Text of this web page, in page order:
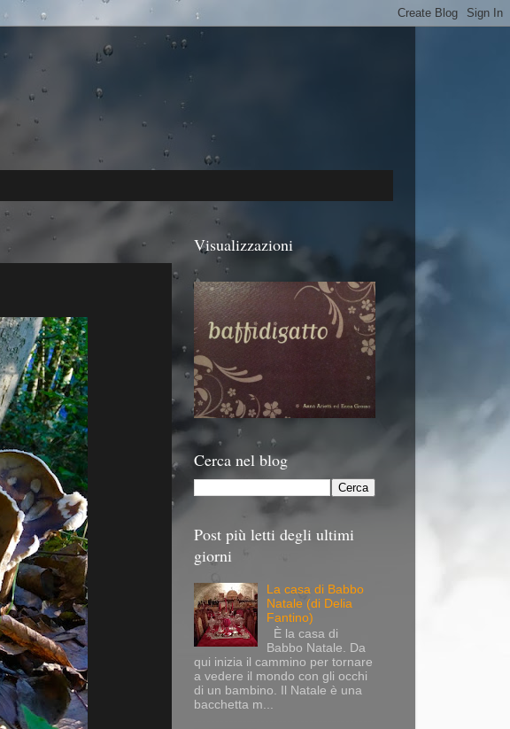
Visualizzazioni
Cerca nel blog
Post più letti degli ultimi
giorni
La casa di Babbo
Natale (di Delia
Fantino)
È la casa di
Babbo Natale. Da
qui inizia il cammino per tornare
a vedere il mondo con gli occhi
di un bambino. Il Natale è una
bacchetta m...